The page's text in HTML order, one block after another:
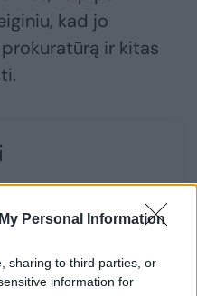
Personal Information
sharing to third parties, or
information for
kad jo
ir kitas